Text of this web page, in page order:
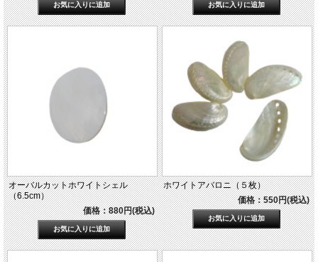
オーバルカットホワイトシェル
（6.5cm）
価格：880円(税込)
ホワイトアバロニ（５枚）
価格：550円(税込)